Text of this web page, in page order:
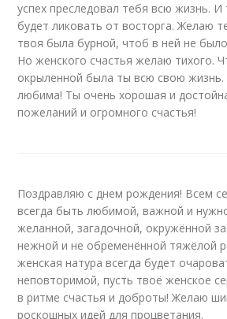
успех преследовал тебя всю жизнь. И
будет ликовать от восторга. Желаю
твоя была бурной, чтоб в ней не
Но женского счастья желаю тихого.
окрыленной была ты всю свою жизнь.
любима! Ты очень хорошая и
пожеланий и огромного счастья!
Поздравляю с днем рождения! Всем
всегда быть любимой, важной и
желанной, загадочной, окружённой
нежной и не обременённой тяжёлой
женская натура всегда будет
неповторимой, пусть твоё женское
в ритме счастья и доброты! Желаю
роскошных идей для процветания.